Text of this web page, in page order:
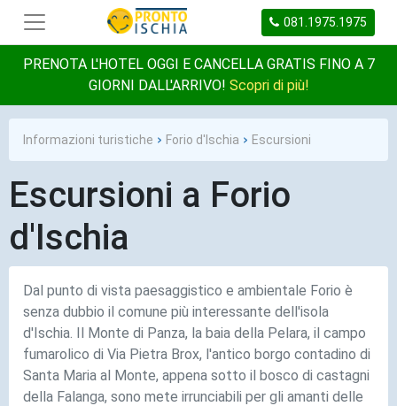
081.1975.1975
PRENOTA L'HOTEL OGGI E CANCELLA GRATIS FINO A 7
GIORNI DALL'ARRIVO! Scopri di più!
Informazioni turistiche Forio d'Ischia Escursioni
Escursioni a Forio
d'Ischia
Dal punto di vista paesaggistico e ambientale Forio è
senza dubbio il comune più interessante dell'isola
d'Ischia. Il Monte di Panza, la baia della Pelara, il campo
fumarolico di Via Pietra Brox, l'antico borgo contadino di
Santa Maria al Monte, appena sotto il bosco di castagni
della Falanga, sono mete irrunciabili per gli amanti delle